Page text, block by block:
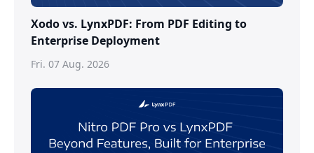
Xodo vs. LynxPDF: From PDF Editing to
Enterprise Deployment
Fri. 07 Aug. 2026